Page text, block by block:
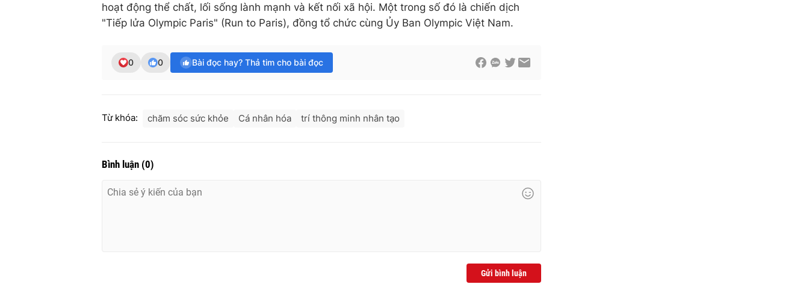
hoạt động thể chất, lối sống lành mạnh và kết nối xã hội. Một trong số đó là chiến dịch
"Tiếp lửa Olympic Paris" (Run to Paris), đồng tổ chức cùng Ủy Ban Olympic Việt Nam.
0 0 Bài đọc hay? Thả tim cho bài đọc
Từ khóa: chăm sóc sức khỏe Cá nhân hóa trí thông minh nhân tạo
Bình luận (0)
Gửi bình luận